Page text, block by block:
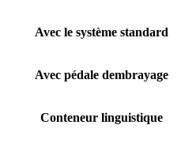
Avec le système standard
Avec pédale dembrayage
Conteneur linguistique